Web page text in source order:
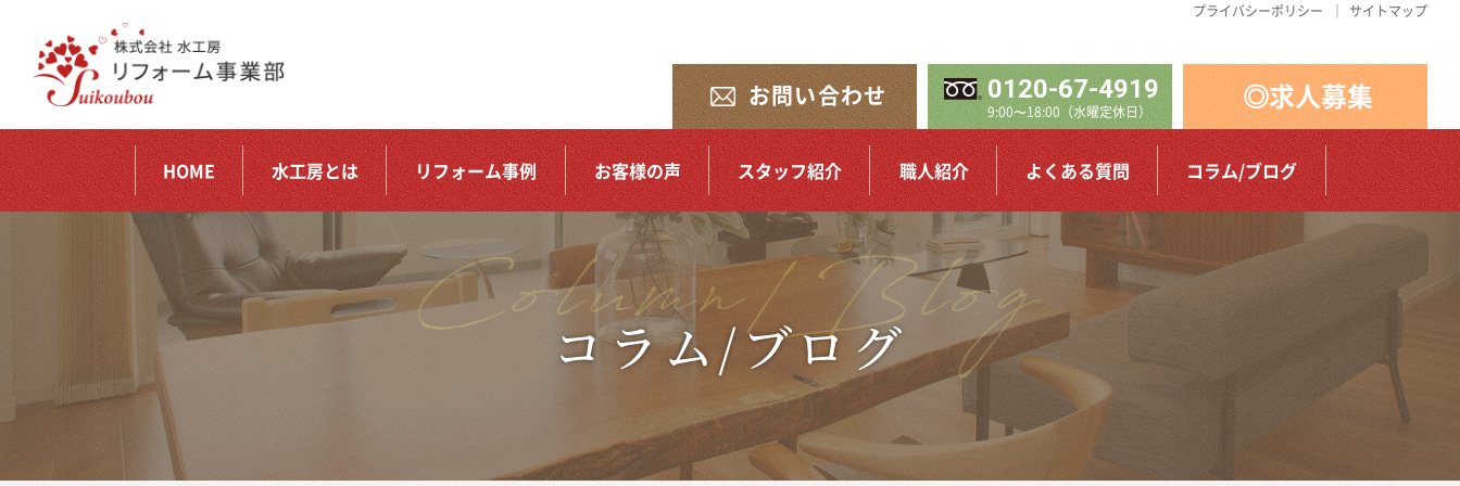
プライバシーポリシー サイトマップ
お問い合わせ 0120-67-4919
9:00〜18:00（水曜定休日） ◎求人募集
HOME 水工房とは リフォーム事例 お客様の声 スタッフ紹介 職人紹介 よくある質問 コラム/ブログ
コラム/ブログ